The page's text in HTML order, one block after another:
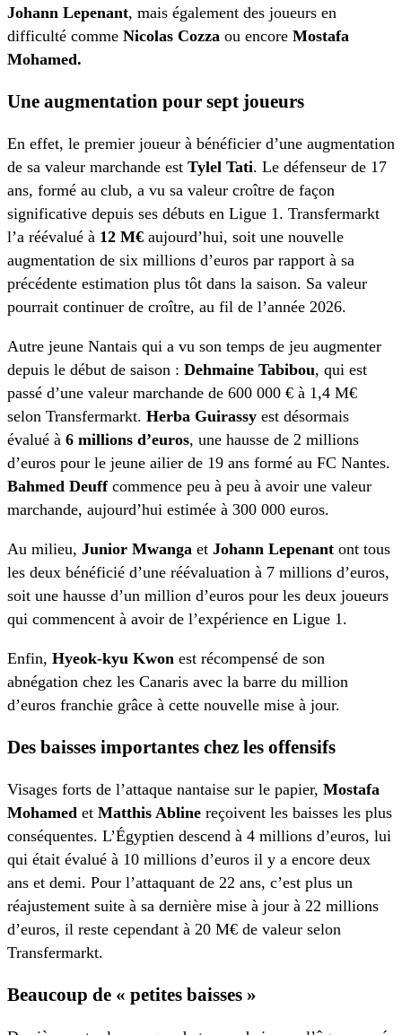
Johann Lepenant, mais également des joueurs en
difficulté comme Nicolas Cozza ou encore Mostafa
Mohamed.
Une augmentation pour sept joueurs
En effet, le premier joueur à bénéficier d’une augmentation
de sa valeur marchande est Tylel Tati. Le défenseur de 17
ans, formé au club, a vu sa valeur croître de façon
significative depuis ses débuts en Ligue 1. Transfermarkt
l’a réévalué à 12 M€ aujourd’hui, soit une nouvelle
augmentation de six millions d’euros par rapport à sa
précédente estimation plus tôt dans la saison. Sa valeur
pourrait continuer de croître, au fil de l’année 2026.
Autre jeune Nantais qui a vu son temps de jeu augmenter
depuis le début de saison : Dehmaine Tabibou, qui est
passé d’une valeur marchande de 600 000 € à 1,4 M€
selon Transfermarkt. Herba Guirassy est désormais
évalué à 6 millions d’euros, une hausse de 2 millions
d’euros pour le jeune ailier de 19 ans formé au FC Nantes.
Bahmed Deuffcommence peu à peu à avoir une valeur
marchande, aujourd’hui estimée à 300 000 euros.
Au milieu, Junior Mwanga et Johann Lepenant ont tous
les deux bénéficié d’une réévaluation à 7 millions d’euros,
soit une hausse d’un million d’euros pour les deux joueurs
qui commencent à avoir de l’expérience en Ligue 1.
Enfin, Hyeok-kyu Kwon est récompensé de son
abnégation chez les Canaris avec la barre du million
d’euros franchie grâce à cette nouvelle mise à jour.
Des baisses importantes chez les offensifs
Visages forts de l’attaque nantaise sur le papier, Mostafa
Mohamed et Matthis Abline reçoivent les baisses les plus
conséquentes. L’Égyptien descend à 4 millions d’euros, lui
qui était évalué à 10 millions d’euros il y a encore deux
ans et demi. Pour l’attaquant de 22 ans, c’est plus un
réajustement suite à sa dernière mise à jour à 22 millions
d’euros, il reste cependant à 20 M€ de valeur selon
Transfermarkt.
Beaucoup de « petites baisses »